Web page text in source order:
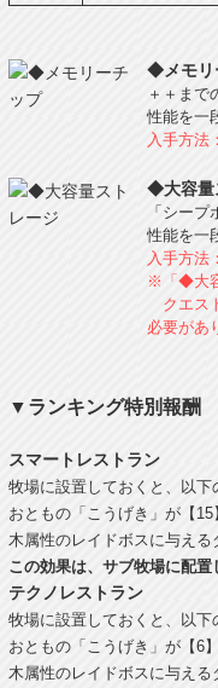
◆メモリ
＋＋まで
性能を一
入手方法
◆大容量
「シープ
性能を一
入手方法
※「◆大
クエス
必要があ
▼ランキング特別報酬
スマートレストラン
牧場に設置しておくと、以下
おともの「こうげき」が【15
木属性のレイドボスに与える
この効果は、サブ牧場に配置
テクノレストラン
牧場に設置しておくと、以下
おともの「こうげき」が【6
木属性のレイドボスに与える